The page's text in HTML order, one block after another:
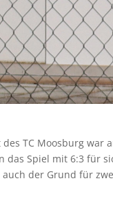
TC Moosburg
das Spiel mit 6:3 für
auch der Grund für